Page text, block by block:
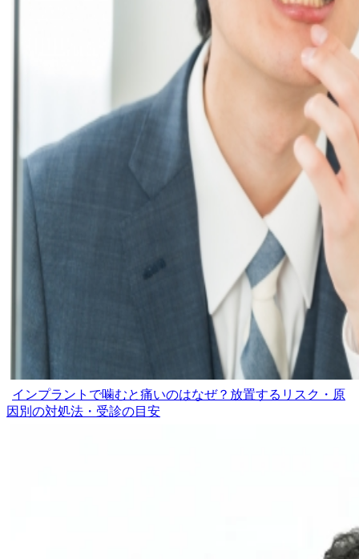
インプラントで噛むと痛いのはなぜ？放置するリスク・原
因別の対処法・受診の目安